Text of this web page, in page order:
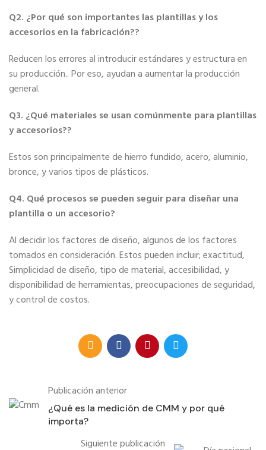
Q2. ¿Por qué son importantes las plantillas y los
accesorios en la fabricación??
Reducen los errores al introducir estándares y estructura en
su producción.. Por eso, ayudan a aumentar la producción
general.
Q3. ¿Qué materiales se usan comúnmente para plantillas
y accesorios??
Estos son principalmente de hierro fundido, acero, aluminio,
bronce, y varios tipos de plásticos.
Q4. Qué procesos se pueden seguir para diseñar una
plantilla o un accesorio?
Al decidir los factores de diseño, algunos de los factores
tomados en consideración. Estos pueden incluir; exactitud,
Simplicidad de diseño, tipo de material, accesibilidad, y
disponibilidad de herramientas, preocupaciones de seguridad,
y control de costos.
Publicación anterior
¿Qué es la medición de CMM y por qué
importa?
Siguiente publicación